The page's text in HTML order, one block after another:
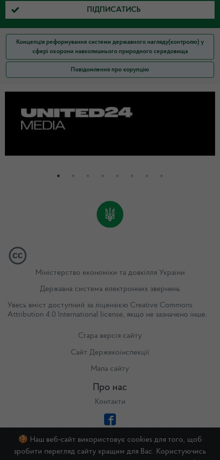
ПІДПИСАТИСЬ
Концепція реформування системи державного нагляду(контролю) у
сфері охорони навколишнього природного середовища
Повідомлення про корупцію
Міністерство економіки та довкілля України
Державна система електронних звернень
Увесь вміст доступний за ліцензією Creative Commons
Attribution 4.0 International license, якщо не зазначено інше.
Стара версія сайту
Сайт Держекоінспекції
Мапа сайту
Про нас
Контакти
🍪 Наш веб-сайт використовує cookies для того, щоб
зробити перегляд сайту кращим для Вас. Користуючись